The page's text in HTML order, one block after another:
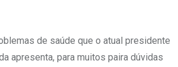
de saúde que o atual presidente
apresenta, para muitos paira dúvidas